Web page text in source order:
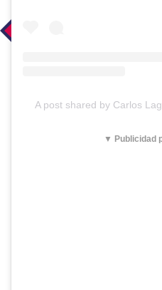
A post shared by Carlos
▼ Publicidad